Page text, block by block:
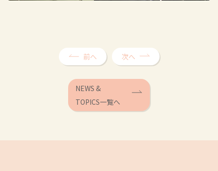
前へ
NEWS &
TOPICS一覧へ
次へ